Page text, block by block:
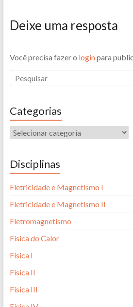
Deixe uma resposta
Você precisa fazer o loginpara
Categorias
Disciplinas
Eletricidade e Magnetismo I
Eletricidade e Magnetismo II
Eletromagnetismo
Física do Calor
Física I
Física II
Física III